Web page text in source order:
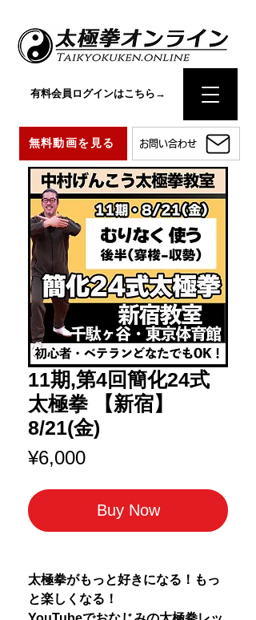
お問い合わせ
無料動画を見る
有料会員ログインはこちら→
11期,第4回簡化24式
太極拳 【新宿】
8/21(金)
¥6,000Price
Buy Now
太極拳がもっと好きになる！もっ
と楽しくなる！